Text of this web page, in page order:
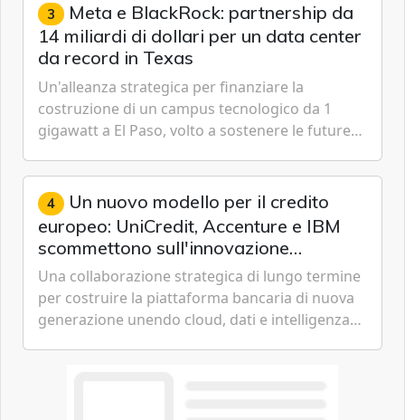
3 Meta e BlackRock: partnership da
14 miliardi di dollari per un data center
da record in Texas
Un'alleanza strategica per finanziare la
costruzione di un campus tecnologico da 1
gigawatt a El Paso, volto a sostenere le future
artificiale dell'azienda di Mark Zuckerberg.
4 Un nuovo modello per il credito
europeo: UniCredit, Accenture e IBM
scommettono sull'innovazione
tecnologica
Una collaborazione strategica di lungo termine
per costruire la piattaforma bancaria di nuova
generazione unendo cloud, dati e intelligenza